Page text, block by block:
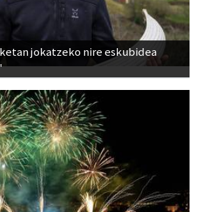
jokatzeko nire eskubidea